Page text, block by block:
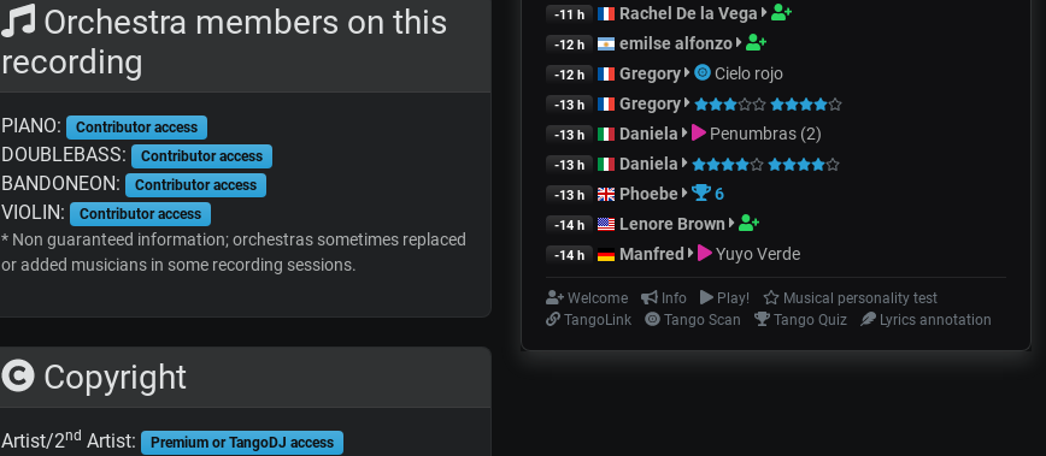
Orchestra members on this
recording
PIANO: Contributor access
DOUBLEBASS: Contributor access
BANDONEON: Contributor access
VIOLIN: Contributor access
* Non guaranteed information; orchestras sometimes replaced
or added musicians in some recording sessions.
Copyright
Artist/2nd Artist: Premium or TangoDJ access
-11 h Rachel De la Vega
-12 h emilse alfonzo
-12 h Gregory Cielo rojo
-13 h Gregory
-13 h Daniela Penumbras (2)
-13 h Daniela
-13 h Phoebe 6
-14 h Lenore Brown
-14 h Manfred Yuyo Verde
Welcome Info Play!
Musical personality test
TangoLink
Tango Scan Tango Quiz Lyrics annotation